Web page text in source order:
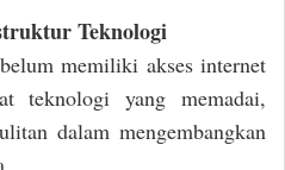
Teknologi
memiliki akses internet
teknologi yang memadai,
dalam mengembangkan